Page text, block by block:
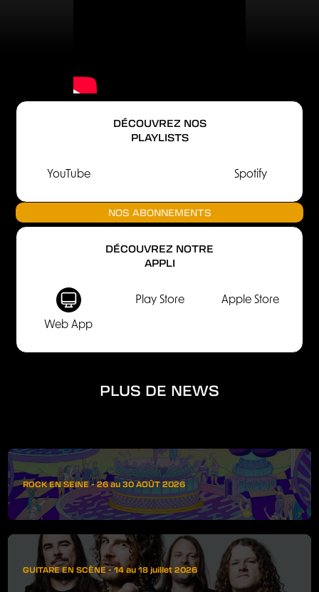
DÉCOUVREZ NOS
PLAYLISTS
YouTube Spotify
NOS ABONNEMENTS
DÉCOUVREZ NOTRE
APPLI
Web App
Play Store Apple Store
PLUS DE NEWS
ROCK EN SEINE - 26 au 30 AOÛT 2026
GUITARE EN SCÈNE - 14 au 18 juillet 2026